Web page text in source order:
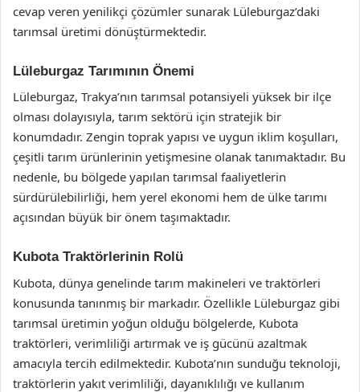
cevap veren yenilikçi çözümler sunarak Lüleburgaz’daki
tarımsal üretimi dönüştürmektedir.
Lüleburgaz Tarımının Önemi
Lüleburgaz, Trakya’nın tarımsal potansiyeli yüksek bir ilçe
olması dolayısıyla, tarım sektörü için stratejik bir
konumdadır. Zengin toprak yapısı ve uygun iklim koşulları,
çeşitli tarım ürünlerinin yetişmesine olanak tanımaktadır. Bu
nedenle, bu bölgede yapılan tarımsal faaliyetlerin
sürdürülebilirliği, hem yerel ekonomi hem de ülke tarımı
açısından büyük bir önem taşımaktadır.
Kubota Traktörlerinin Rolü
Kubota, dünya genelinde tarım makineleri ve traktörleri
konusunda tanınmış bir markadır. Özellikle Lüleburgaz gibi
tarımsal üretimin yoğun olduğu bölgelerde, Kubota
traktörleri, verimliliği artırmak ve iş gücünü azaltmak
amacıyla tercih edilmektedir. Kubota’nın sunduğu teknoloji,
traktörlerin yakıt verimliliği, dayanıklılığı ve kullanım